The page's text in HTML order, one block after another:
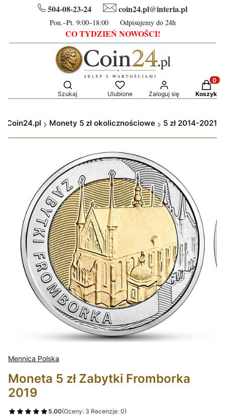
504-08-23-24 coin24.pl@interia.pl
Pon.–Pt. 9:00–18:00 Odpisujemy do 24h
CO TYDZIEŃ NOWOŚCI!
Otwórz wyszukiwarkę
Szukaj Ulubione Zaloguj się Koszyk
Coin24.pl Monety 5 zł okolicznościowe 5 zł 2014-2021
Mennica Polska
Moneta 5 zł Zabytki Fromborka
2019
5.00(Oceny: 3 Recenzje: 0)